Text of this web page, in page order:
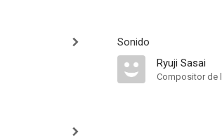
Sonido
Ryuji Sasai
Compositor de